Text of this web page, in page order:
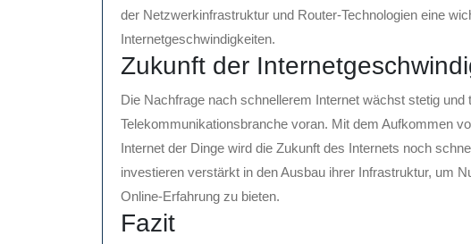
der Netzwerkinfrastruktur und Router-Technologien eine
Internetgeschwindigkeiten.
Zukunft der
Die Nachfrage nach schnellerem Internet wächst stetig und
Telekommunikationsbranche voran. Mit dem Aufkommen
Internet der Dinge wird die Zukunft des Internets noch
investieren verstärkt in den Ausbau ihrer Infrastruktur, um
Online-Erfahrung zu bieten.
Fazit